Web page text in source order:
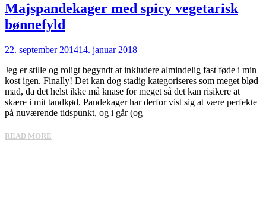
Majspandekager med spicy vegetarisk
bønnefyld
22. september 201414. januar 2018
Jeg er stille og roligt begyndt at inkludere almindelig fast føde i min
kost igen. Finally! Det kan dog stadig kategoriseres som meget blød
mad, da det helst ikke må knase for meget så det kan risikere at
skære i mit tandkød. Pandekager har derfor vist sig at være perfekte
på nuværende tidspunkt, og i går (og
READ MORE